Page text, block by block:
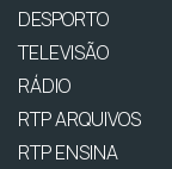
DESPORTO
TELEVISÃO
RÁDIO
RTP ARQUIVOS
RTP ENSINA